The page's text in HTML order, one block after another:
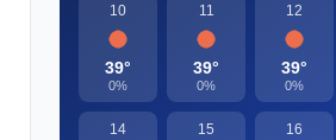
10
39°
0%
11
39°
0%
12
39°
0%
14 15 16